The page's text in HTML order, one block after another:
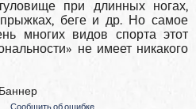
при длинных ногах,
беге и др. Но самое
многих видов спорта этот
не имеет никакого
Баннер
Сообщить об ошибке